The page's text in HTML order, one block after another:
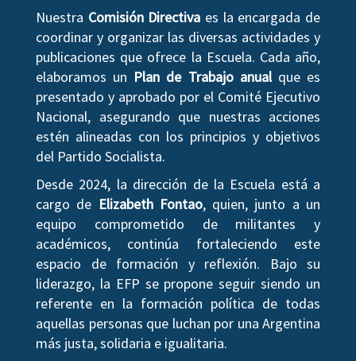
Nuestra Comisión Directiva es la encargada de
coordinar y organizar las diversas actividades y
publicaciones que ofrece la Escuela. Cada año,
elaboramos un Plan de Trabajo anualque es
presentado y aprobado por el Comité Ejecutivo
Nacional, asegurando que nuestras acciones
estén alineadas con los principios y objetivos
del Partido Socialista.
Desde 2024, la dirección de la Escuela está a
cargo de Elizabeth Fontao, quien, junto a un
equipo comprometido de militantes y
académicos, continúa fortaleciendo este
espacio de formación y reflexión. Bajo su
liderazgo, la EFP se propone seguir siendo un
referente en la formación política de todas
aquellas personas que luchan por una Argentina
más justa, solidaria e igualitaria.